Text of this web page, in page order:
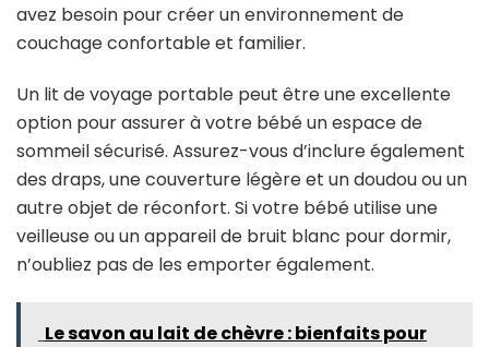
avez besoin pour créer un environnement de
couchage confortable et familier.
Un lit de voyage portable peut être une excellente
option pour assurer à votre bébé un espace de
sommeil sécurisé. Assurez-vous d’inclure également
des draps, une couverture légère et un doudou ou un
autre objet de réconfort. Si votre bébé utilise une
veilleuse ou un appareil de bruit blanc pour dormir,
n’oubliez pas de les emporter également.
Le savon au lait de chèvre : bienfaits pour